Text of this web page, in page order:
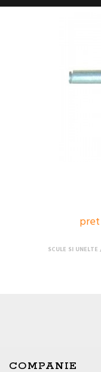
SCULE SI UNELTE
COMPANIE